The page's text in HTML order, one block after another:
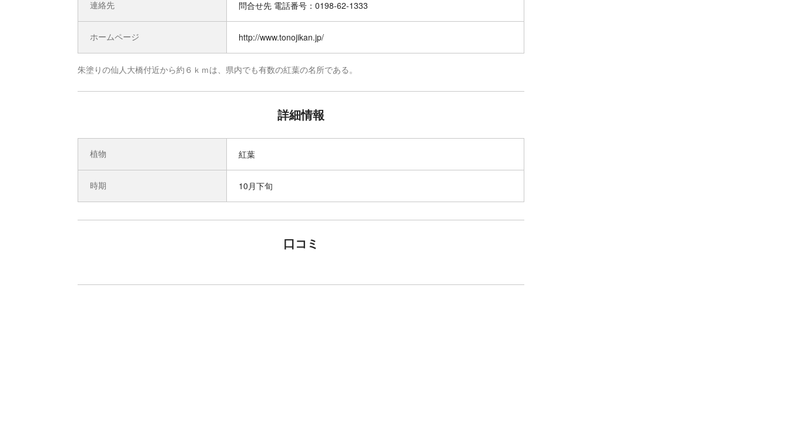
連絡先 問合せ先 電話番号：0198-62-1333
ホームページ http://www.tonojikan.jp/
朱塗りの仙人大橋付近から約６ｋｍは、県内でも有数の紅葉の名所である。
詳細情報
植物 紅葉
時期 10月下旬
口コミ